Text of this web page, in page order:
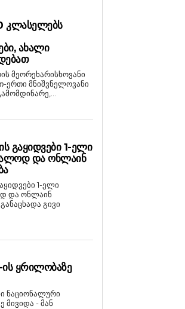
ᲙᲚᲐᲡᲔᲚᲔᲑᲡ
ᲐᲮᲐᲚᲘ
მეორეხარისხოვანი
ერთი მნიშვნელოვანი
ᲒᲐᲧᲘᲓᲕᲔᲑᲘ 1-ᲔᲚᲘ
ᲓᲐ ᲝᲜᲚᲐᲘᲜ
1-ელი
და ონლაინ
გივი
ᲘᲡ ᲧᲠᲘᲚᲝᲑᲐᲖᲔ
ნაციონალური
მივიდა - მან